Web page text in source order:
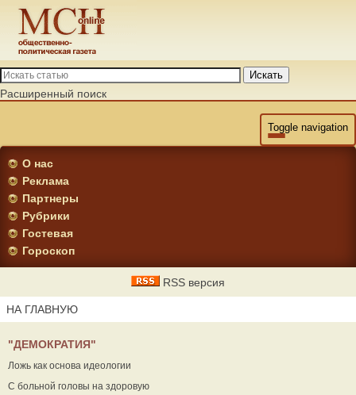
Искать
Расширенный поиск
Toggle navigation
О нас
Реклама
Партнеры
Рубрики
Гостевая
Гороскоп
RSS версия
НА ГЛАВНУЮ
"ДЕМОКРАТИЯ"
Ложь как основа идеологии
С больной головы на здоровую